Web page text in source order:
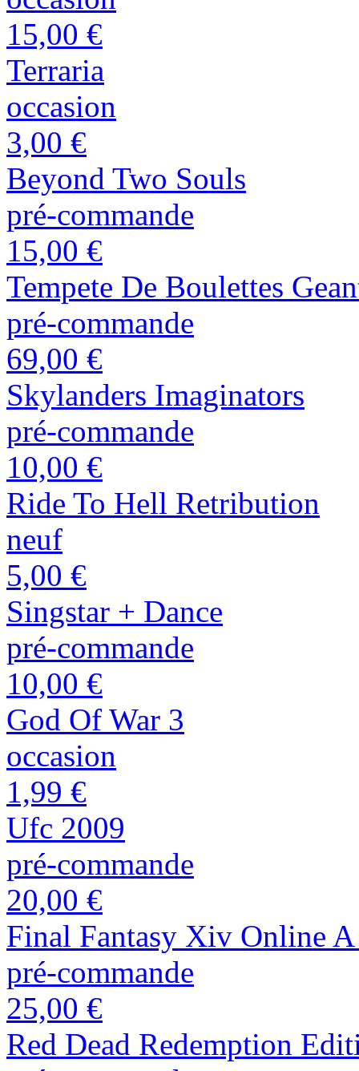
15,00 €
Terraria
occasion
3,00 €
Beyond Two Souls
pré-commande
15,00 €
Tempete De Boulettes
pré-commande
69,00 €
Skylanders Imaginators
pré-commande
10,00 €
Ride To Hell Retribution
neuf
5,00 €
Singstar + Dance
pré-commande
10,00 €
God Of War 3
occasion
1,99 €
Ufc 2009
pré-commande
20,00 €
Final Fantasy Xiv Online
pré-commande
25,00 €
Red Dead Redemption